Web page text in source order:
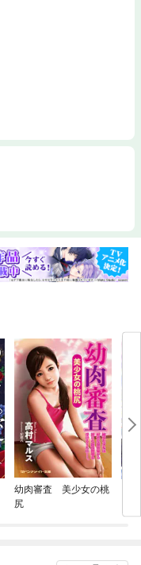
幼肉審査 美少女の桃
尻
ラ